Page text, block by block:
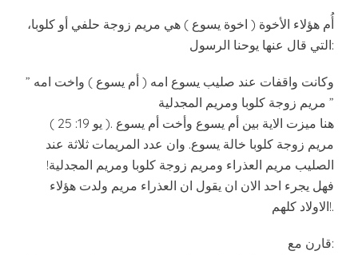
أُم هؤلاء الأخوة ( اخوة يسوع ) هي مريم زوجة حلفي أو كلوبا،
التي قال عنها يوحنا الرسول:
” وكانت واقفات عند صليب يسوع امه ( أم يسوع ) واخت امه
مريم زوجة كلوبا ومريم المجدلية ”
( يو 19: 25 ). هنا ميزت الاية بين أم يسوع وأخت أم يسوع
مريم زوجة كلوبا خالة يسوع. وان عدد المريمات ثلاثة عند
الصليب مريم العذراء ومريم زوجة كلوبا ومريم المجدلية!
فهل يجرء احد الان ان يقول ان العذراء مريم ولدت هؤلاء
الاولاد كلهم!.
قارن مع: